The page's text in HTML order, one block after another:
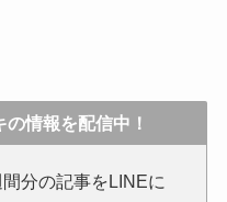
情報を配信中！
分の記事をLINEに